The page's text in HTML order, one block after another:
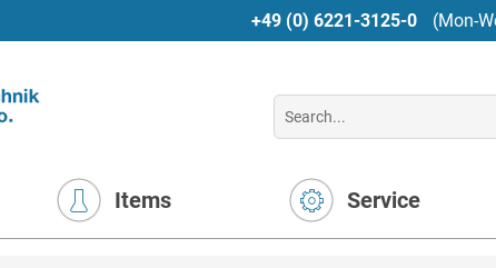
+49 (0) 6221-3125-0 (Mon-
Items Service